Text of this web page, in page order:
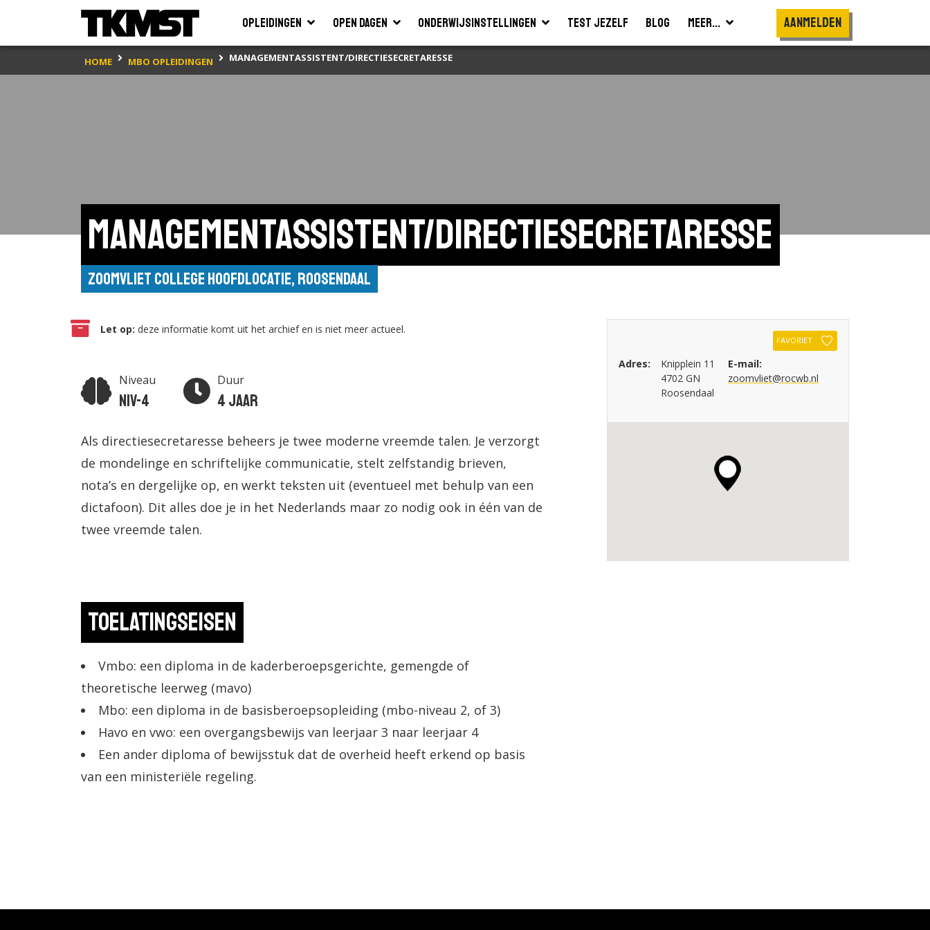
Opleidingen Open dagen Onderwijsinstellingen Test jezelf Blog Meer... Aanmelden
HOME MBO OPLEIDINGEN MANAGEMENTASSISTENT/DIRECTIESECRETARESSE
Managementassistent/directiesecretaresse
Zoomvliet College Hoofdlocatie, Roosendaal
Let op: deze informatie komt uit het archief en is niet meer actueel.
Niveau
Niv-4
Duur
4 jaar
Als directiesecretaresse beheers je twee moderne vreemde talen. Je verzorgt
de mondelinge en schriftelijke communicatie, stelt zelfstandig brieven,
nota’s en dergelijke op, en werkt teksten uit (eventueel met behulp van een
dictafoon). Dit alles doe je in het Nederlands maar zo nodig ook in één van de
twee vreemde talen.
Toelatingseisen
Vmbo: een diploma in de kaderberoepsgerichte, gemengde of
theoretische leerweg (mavo)
Mbo: een diploma in de basisberoepsopleiding (mbo-niveau 2, of 3)
Havo en vwo: een overgangsbewijs van leerjaar 3 naar leerjaar 4
Een ander diploma of bewijsstuk dat de overheid heeft erkend op basis
van een ministeriële regeling.
FAVORIET
Adres:
Knipplein 11
4702 GN
Roosendaal
E-mail:
zoomvliet@rocwb.nl